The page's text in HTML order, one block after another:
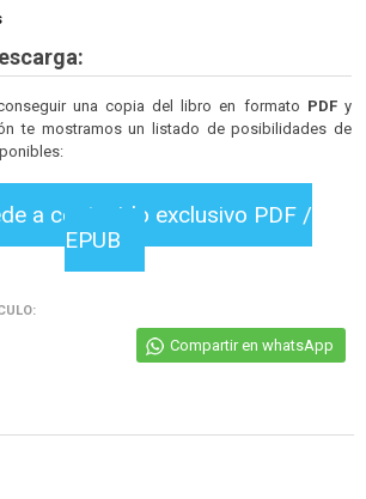
una copia del libro en formato PDFy
te mostramos un listado de posibilidades de
a contenido exclusivo PDF /
EPUB
Compartir en whatsApp